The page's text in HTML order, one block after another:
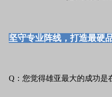
坚守专业阵线，打造最硬
Q：您觉得雄亚最大的成功是